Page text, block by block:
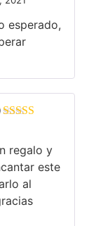
Valorado en
esperado,
regalo y
este
al